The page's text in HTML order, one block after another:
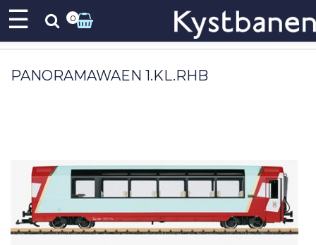
☰ 0
PANORAMAWAEN 1.KL.RHB